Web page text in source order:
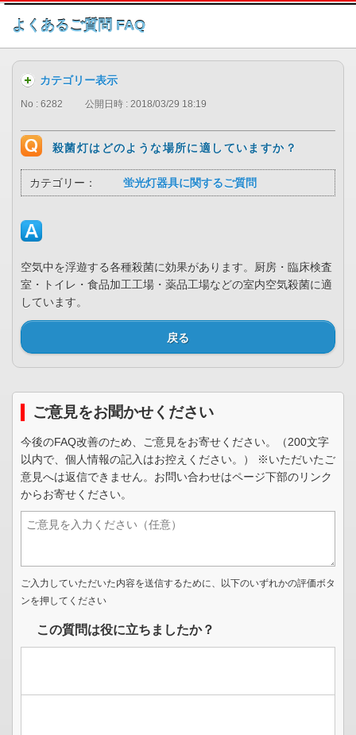
このページの本文へ
よくあるご質問 FAQ
カテゴリー表示
No : 6282 公開日時 : 2018/03/29 18:19
殺菌灯はどのような場所に適していますか？
カテゴリー： 蛍光灯器具に関するご質問
空気中を浮遊する各種殺菌に効果があります。厨房・臨床検査
室・トイレ・食品加工工場・薬品工場などの室内空気殺菌に適
しています。
戻る
ご意見をお聞かせください
今後のFAQ改善のため、ご意見をお寄せください。（200文字
以内で、個人情報の記入はお控えください。） ※いただいたご
意見へは返信できません。お問い合わせはページ下部のリンク
からお寄せください。
ご入力していただいた内容を送信するために、以下のいずれかの評価ボタ
ンを押してください
この質問は役に立ちましたか？